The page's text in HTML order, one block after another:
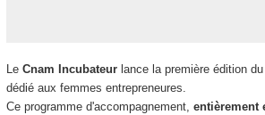
Le Cnam Incubateurlance la première édition
dédié aux femmes entrepreneures.
Ce programme d'accompagnement, entièrement